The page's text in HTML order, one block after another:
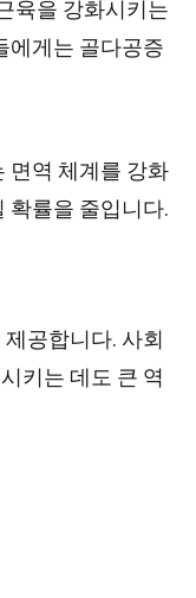
육을 강화시키는
에게는 골다공증
면역 체계를 강화
확률을 줄입니다.
공합니다. 사회
키는 데도 큰 역